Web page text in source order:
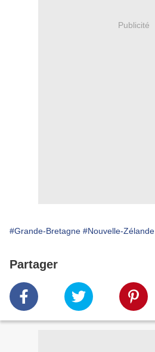
Publicité
#Grande-Bretagne #Nouvelle-Zélande
Partager